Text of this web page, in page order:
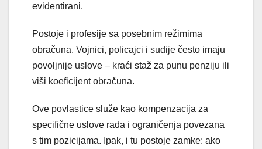
evidentirani.
Postoje i profesije sa posebnim režimima
obračuna. Vojnici, policajci i sudije često imaju
povoljnije uslove – kraći staž za punu penziju ili
viši koeficijent obračuna.
Ove povlastice služe kao kompenzacija za
specifične uslove rada i ograničenja povezana
s tim pozicijama. Ipak, i tu postoje zamke: ako